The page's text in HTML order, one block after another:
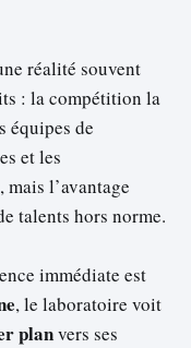
réalité souvent
: la compétition la
équipes de
et les
l’avantage
talents hors norme.
immédiate est
, le laboratoire voit
planvers ses